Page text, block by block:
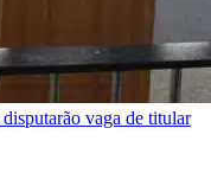
vaga de titular